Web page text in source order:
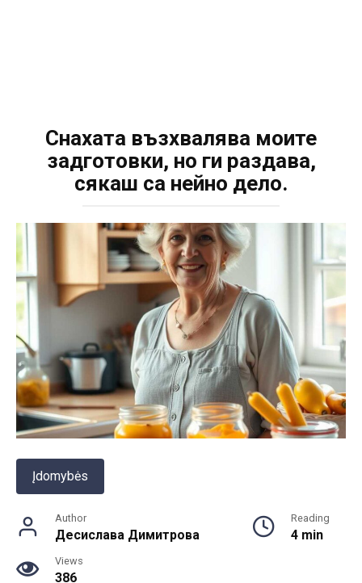
Снахата възхвалява моите
задготовки, но ги раздава,
сякаш са нейно дело.
Įdomybės
Author
Десислава Димитрова
Reading
4 min
Views
386